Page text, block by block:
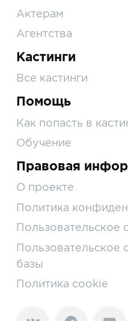
Актерам
Агентства
Кастинги
Все кастинги
Помощь
Как попасть в
Обучение
Правовая
О проекте
Политика
Пользовательское
Пользовательское
базы
Политика cookie